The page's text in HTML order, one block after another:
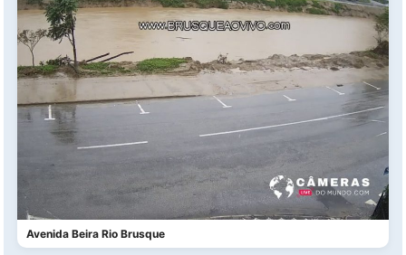
Avenida Beira Rio Brusque